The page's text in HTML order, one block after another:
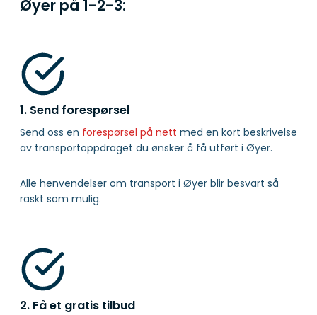
Øyer på 1-2-3:
1. Send forespørsel
Send oss en forespørsel på nett med en kort beskrivelse
av transportoppdraget du ønsker å få utført i Øyer.
Alle henvendelser om transport i Øyer blir besvart så
raskt som mulig.
2. Få et gratis tilbud